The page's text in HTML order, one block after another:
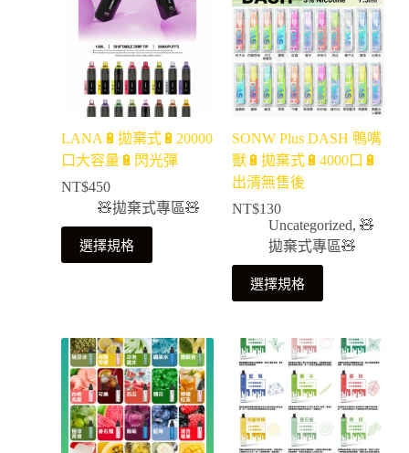
LANA🔋拋棄式🔋20000
口大容量🔋閃光彈
NT$450
🧸拋棄式專區🧸
選擇規格
SONW Plus DASH 鴨嘴
獸🔋拋棄式🔋4000口🔋
出清無售後
NT$130
Uncategorized, 🧸
拋棄式專區🧸
選擇規格